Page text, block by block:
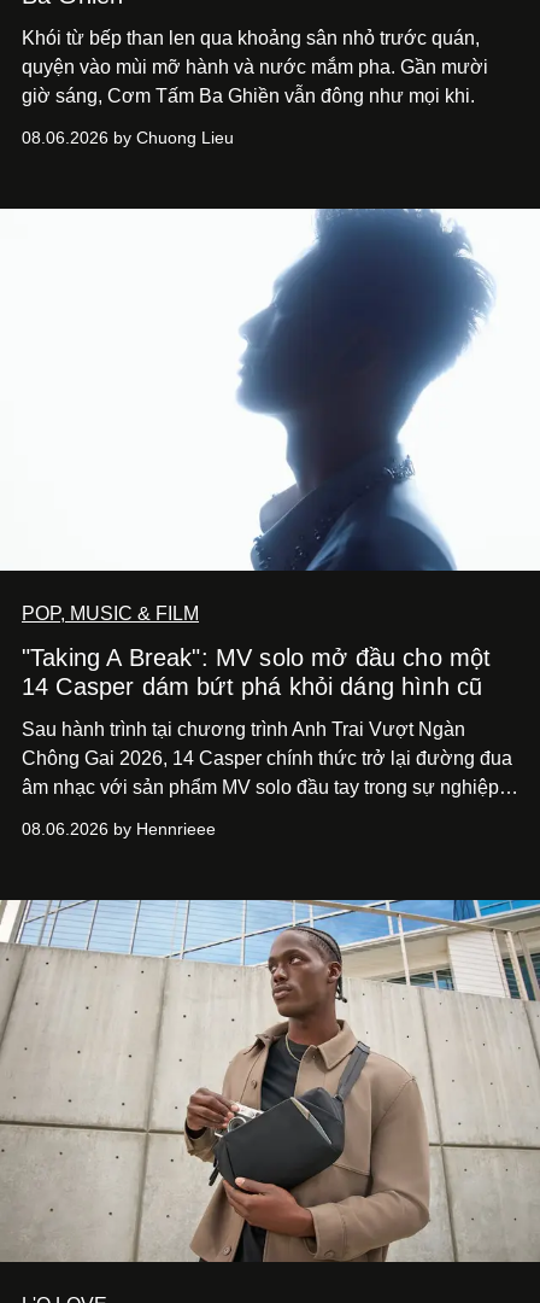
Khói từ bếp than len qua khoảng sân nhỏ trước quán,
quyện vào mùi mỡ hành và nước mắm pha. Gần mười
giờ sáng, Cơm Tấm Ba Ghiền vẫn đông như mọi khi.
08.06.2026 by Chuong Lieu
POP, MUSIC & FILM
"Taking A Break": MV solo mở đầu cho một
14 Casper dám bứt phá khỏi dáng hình cũ
Sau hành trình tại chương trình Anh Trai Vượt Ngàn
Chông Gai 2026, 14 Casper chính thức trở lại đường đua
âm nhạc với sản phẩm MV solo đầu tay trong sự nghiệp -
bước chuyển mình của 14 Casper sau chương trình, mà
của nam nghệ sĩ khi lần đầu tiên anh trình làng một MV
solo được đầu tư toàn diện từ sáng tác, sản xuất, trình
diễn đến hình ảnh.
08.06.2026 by Hennrieee